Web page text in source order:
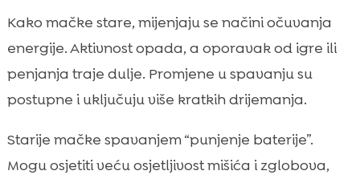
Kako mačke stare, mijenjaju se načini očuvanja
energije. Aktivnost opada, a oporavak od igre ili
penjanja traje dulje. Promjene u spavanju su
postupne i uključuju više kratkih drijemanja.
Starije mačke spavanjem “punjenje baterije”.
Mogu osjetiti veću osjetljivost mišića i zglobova,